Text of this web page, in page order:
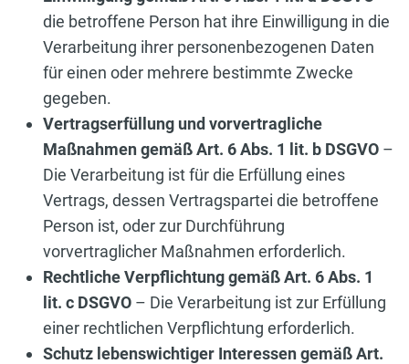
die betroffene Person hat ihre Einwilligung in die
Verarbeitung ihrer personenbezogenen Daten
für einen oder mehrere bestimmte Zwecke
gegeben.
Vertragserfüllung und vorvertragliche
Maßnahmen gemäß Art. 6 Abs. 1 lit. b DSGVO –
Die Verarbeitung ist für die Erfüllung eines
Vertrags, dessen Vertragspartei die betroffene
Person ist, oder zur Durchführung
vorvertraglicher Maßnahmen erforderlich.
Rechtliche Verpflichtung gemäß Art. 6 Abs. 1
lit. c DSGVO – Die Verarbeitung ist zur Erfüllung
einer rechtlichen Verpflichtung erforderlich.
Schutz lebenswichtiger Interessen gemäß Art.